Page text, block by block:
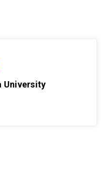
University